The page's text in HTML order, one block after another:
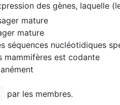
des gènes, laquelle
mature
mature
séquences nucléotidiques
mammifères est codante
par les membres.